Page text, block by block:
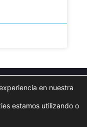
privacidad Cookies
en nuestra
estamos utilizando o